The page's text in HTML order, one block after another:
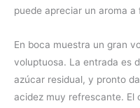
puede apreciar un aroma a
En boca muestra un gran
voluptuosa. La entrada es
azúcar residual, y pronto
acidez muy refrescante. El